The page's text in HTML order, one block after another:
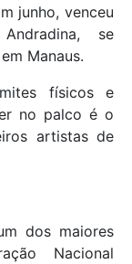
junho, venceu
se
Manaus.
físicos e
no palco é o
artistas de
dos maiores
Nacional